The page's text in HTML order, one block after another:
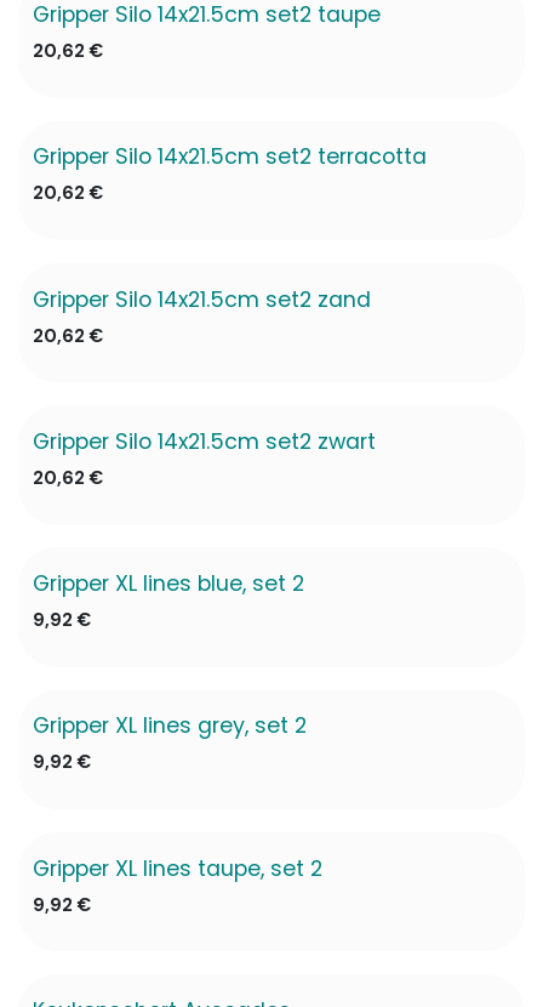
Gripper Silo 14x21.5cm set2 taupe
20,62 €
Gripper Silo 14x21.5cm set2 terracotta
20,62 €
Gripper Silo 14x21.5cm set2 zand
20,62 €
Gripper Silo 14x21.5cm set2 zwart
20,62 €
Gripper XL lines blue, set 2
9,92 €
Gripper XL lines grey, set 2
9,92 €
Gripper XL lines taupe, set 2
9,92 €